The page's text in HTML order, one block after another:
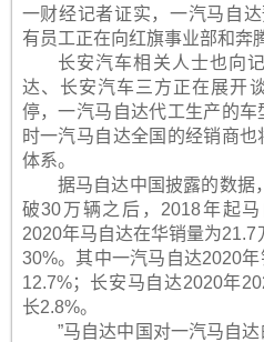
一财经记者证实，一汽马自
有员工正在向红旗事业部和奔
长安汽车相关人士也向
达、长安汽车三方正在展开
停，一汽马自达代工生产的车
时一汽马自达全国的经销商
体系。
据马自达中国披露的数据
破30万辆之后，2018年起
2020年马自达在华销量为
30%。其中一汽马自达2020
12.7%；长安马自达2020年
长2.8%。
”马自达中国对一汽马自